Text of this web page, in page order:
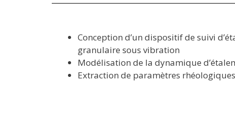
Conception d’un dispositif de suivi
granulaire sous vibration
Modélisation de la dynamique
Extraction de paramètres rhéologiques